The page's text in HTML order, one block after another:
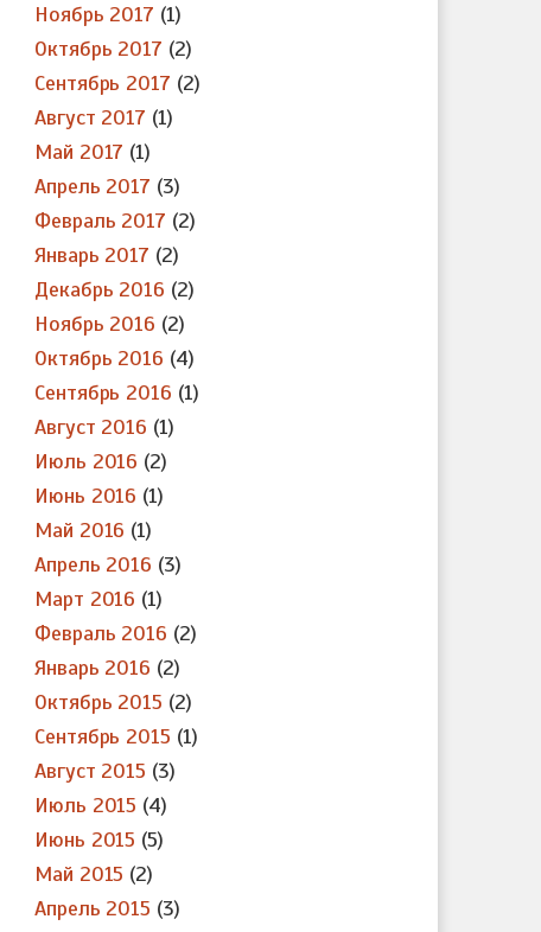
Ноябрь 2017 (1)
Октябрь 2017 (2)
Сентябрь 2017 (2)
Август 2017 (1)
Май 2017 (1)
Апрель 2017 (3)
Февраль 2017 (2)
Январь 2017 (2)
Декабрь 2016 (2)
Ноябрь 2016 (2)
Октябрь 2016 (4)
Сентябрь 2016 (1)
Август 2016 (1)
Июль 2016 (2)
Июнь 2016 (1)
Май 2016 (1)
Апрель 2016 (3)
Март 2016 (1)
Февраль 2016 (2)
Январь 2016 (2)
Октябрь 2015 (2)
Сентябрь 2015 (1)
Август 2015 (3)
Июль 2015 (4)
Июнь 2015 (5)
Май 2015 (2)
Апрель 2015 (3)